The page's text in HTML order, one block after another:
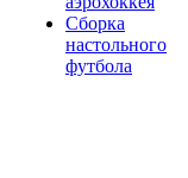
Сборка
настольного
футбола